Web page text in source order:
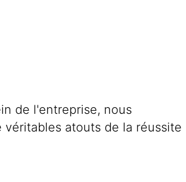
de l'entreprise, nous
atouts de la réussite